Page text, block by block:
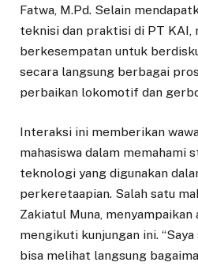
Fatwa, M.Pd. Selain
teknisi dan praktisi di PT KAI,
berkesempatan untuk
secara langsung berbagai
perbaikan lokomotif dan
Interaksi ini memberikan
mahasiswa dalam memahami
teknologi yang digunakan
perkeretaapian. Salah satu
Zakiatul Muna, menyampaikan
mengikuti kunjungan ini.
bisa melihat langsung